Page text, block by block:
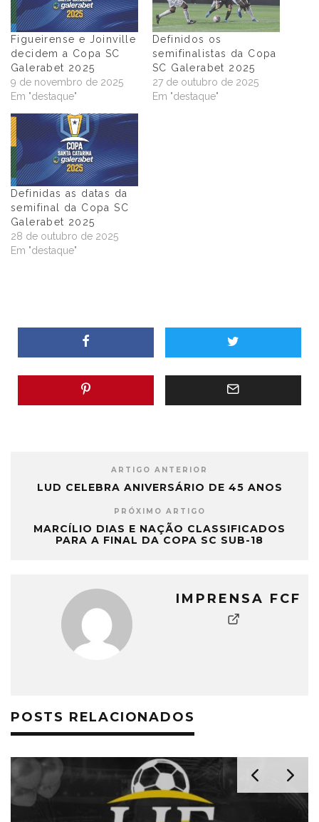
Figueirense e Joinville
decidem a Copa SC
Galerabet 2025
9 de novembro de 2025
Em "destaque"
Definidos os
semifinalistas da Copa
SC Galerabet 2025
27 de outubro de 2025
Em "destaque"
Definidas as datas da
semifinal da Copa SC
Galerabet 2025
28 de outubro de 2025
Em "destaque"
ARTIGO ANTERIOR
LUD CELEBRA ANIVERSÁRIO DE 45 ANOS
PRÓXIMO ARTIGO
MARCÍLIO DIAS E NAÇÃO CLASSIFICADOS
PARA A FINAL DA COPA SC SUB-18
IMPRENSA FCF
POSTS RELACIONADOS